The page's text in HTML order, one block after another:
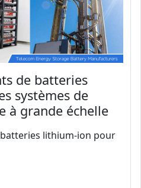
de batteries
systèmes de
à grande échelle
lithium-ion pour